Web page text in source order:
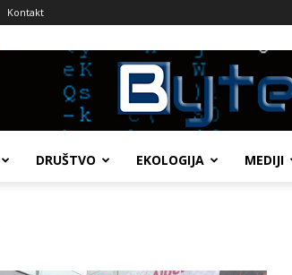
Kontakt
DRUŠTVO EKOLOGIJA MEDIJI